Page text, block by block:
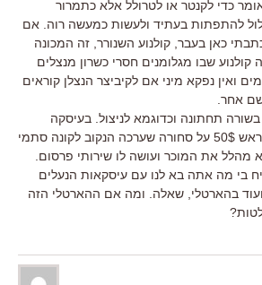
כדי לקנטר או לטרולל אלא כתמרור
להתפתות בעתיד ולעשות כמעשה רוה. אם
כאן בעבר, קולנוע השנורר, זה המכונה
קולנוע שבו מגלומנים חסרי כשרון מנצלים
ואין נפקא מיני אם לקיביצר הנצלן קוראים
שם אחר.
תחתונה וכדוגמא לניצול. בעיסקה
המתאורת יאיר שילם מראש 50$ על סחורה שערכה הנקוב לקונה סתמי
בי מה אתה בא לנו עם עיסקאות הנעלים
בהארטלי, שאלה. ומה אם ההארטלי הזה